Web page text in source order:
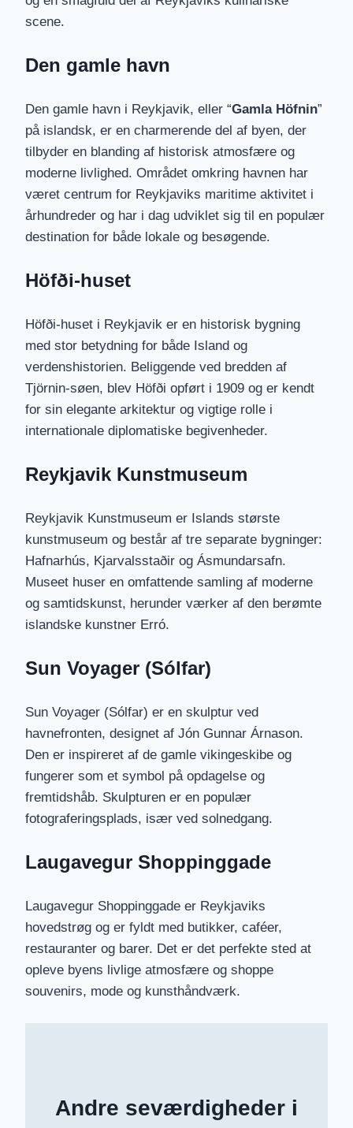
scene.
Den gamle havn
Den gamle havn i Reykjavik, eller “Gamla Höfnin”
på islandsk, er en charmerende del af byen, der
tilbyder en blanding af historisk atmosfære og
moderne livlighed. Området omkring havnen har
været centrum for Reykjaviks maritime aktivitet i
århundreder og har i dag udviklet sig til en populær
destination for både lokale og besøgende.
Höfði-huset
Höfði-huset i Reykjavik er en historisk bygning
med stor betydning for både Island og
verdenshistorien. Beliggende ved bredden af
Tjörnin-søen, blev Höfði opført i 1909 og er kendt
for sin elegante arkitektur og vigtige rolle i
internationale diplomatiske begivenheder.
Reykjavik Kunstmuseum
Reykjavik Kunstmuseum er Islands største
kunstmuseum og består af tre separate bygninger:
Hafnarhús, Kjarvalsstaðir og Ásmundarsafn.
Museet huser en omfattende samling af moderne
og samtidskunst, herunder værker af den berømte
islandske kunstner Erró.
Sun Voyager (Sólfar)
Sun Voyager (Sólfar) er en skulptur ved
havnefronten, designet af Jón Gunnar Árnason.
Den er inspireret af de gamle vikingeskibe og
fungerer som et symbol på opdagelse og
fremtidshåb. Skulpturen er en populær
fotograferingsplads, især ved solnedgang.
Laugavegur Shoppinggade
Laugavegur Shoppinggade er Reykjaviks
hovedstrøg og er fyldt med butikker, caféer,
restauranter og barer. Det er det perfekte sted at
opleve byens livlige atmosfære og shoppe
souvenirs, mode og kunsthåndværk.
Andre seværdigheder i